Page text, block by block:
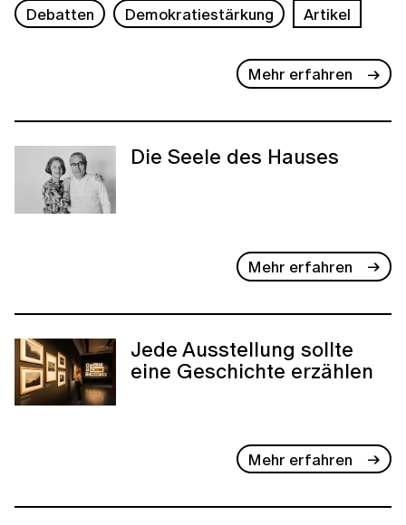
Debatten Demokratiestärkung Artikel
Mehr erfahren
Die Seele des Hauses
Mehr erfahren
Jede Ausstellung sollte
eine Geschichte erzählen
Mehr erfahren